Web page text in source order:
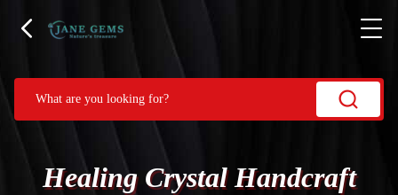
Healing Crystal Handcraft